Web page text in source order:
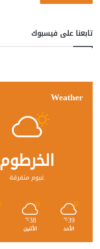
تابعنا على فيسبوك
Weather
الخرطوم
غيوم متفرقة
39
℃
الأحد
38
℃
الأثنين